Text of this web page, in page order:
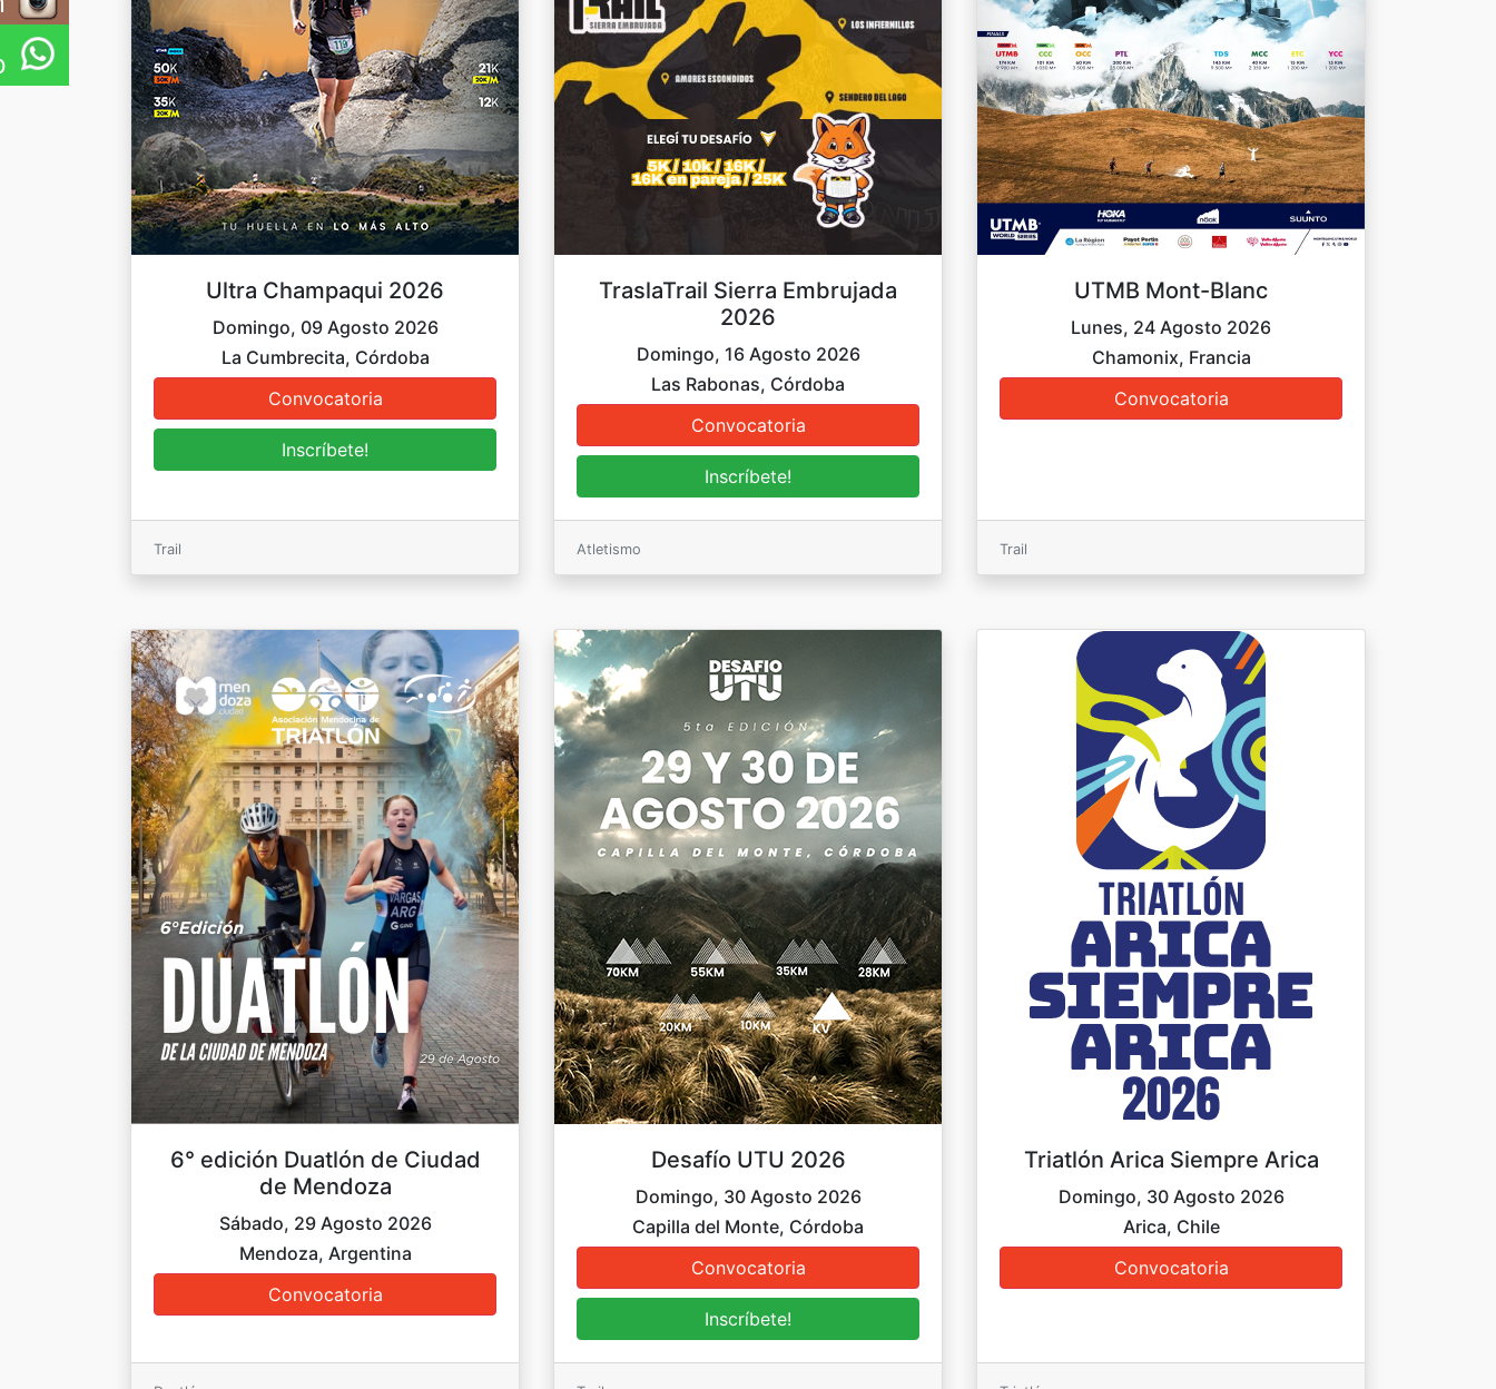
Ultra Champaqui 2026
Domingo, 09 Agosto 2026
La Cumbrecita, Córdoba
Trail
TraslaTrail Sierra Embrujada
2026
Domingo, 16 Agosto 2026
Las Rabonas, Córdoba
Atletismo
UTMB Mont-Blanc
Lunes, 24 Agosto 2026
Chamonix, Francia
Trail
6° edición Duatlón de Ciudad
de Mendoza
Sábado, 29 Agosto 2026
Mendoza, Argentina
Desafío UTU 2026
Domingo, 30 Agosto 2026
Capilla del Monte, Córdoba
Triatlón Arica Siempre Arica
Domingo, 30 Agosto 2026
Arica, Chile